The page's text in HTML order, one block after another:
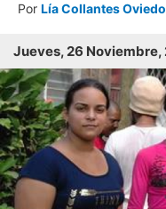
Por Lía Collantes Oviedo
Jueves, 26 Noviembre,